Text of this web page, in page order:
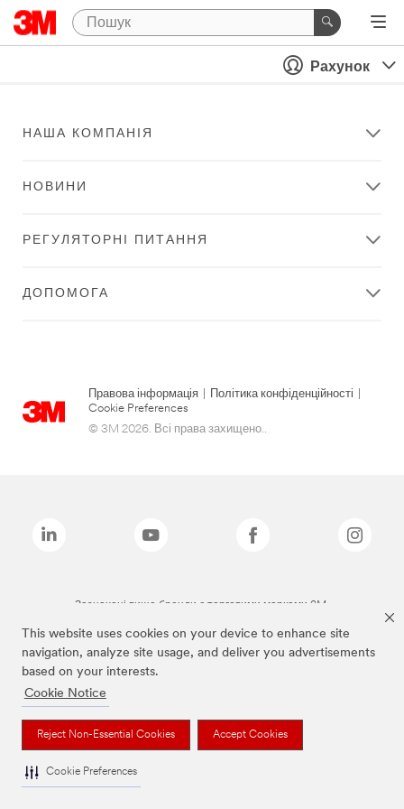
This website uses cookies on your device to enhance site
navigation, analyze site usage, and deliver you advertisements
based on your interests.
Cookie Notice
Reject Non-Essential Cookies Accept Cookies
Cookie Preferences
Рахунок
НАША КОМПАНІЯ
НОВИНИ
РЕГУЛЯТОРНІ ПИТАННЯ
ДОПОМОГА
Правова інформація Політика конфіденційності
Cookie Preferences
© 3M 2026. Всі права захищено..
Зазначені вище бренди є торговими марками 3M.